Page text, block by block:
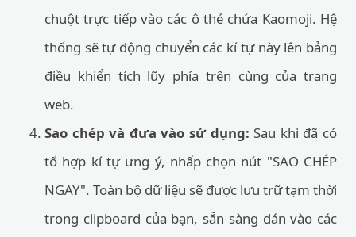
chuột trực tiếp vào các ô thẻ chứa Kaomoji. Hệ
thống sẽ tự động chuyển các kí tự này lên bảng
điều khiển tích lũy phía trên cùng của trang
web.
Sao chép và đưa vào sử dụng: Sau khi đã có
tổ hợp kí tự ưng ý, nhấp chọn nút "SAO CHÉP
NGAY". Toàn bộ dữ liệu sẽ được lưu trữ tạm thời
trong clipboard của bạn, sẵn sàng dán vào các